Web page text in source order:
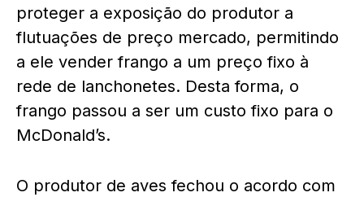
proteger a exposição do produtor a
flutuações de preço mercado, permitindo
a ele vender frango a um preço fixo à
rede de lanchonetes. Desta forma, o
frango passou a ser um custo fixo para o
McDonald’s.
O produtor de aves fechou o acordo com